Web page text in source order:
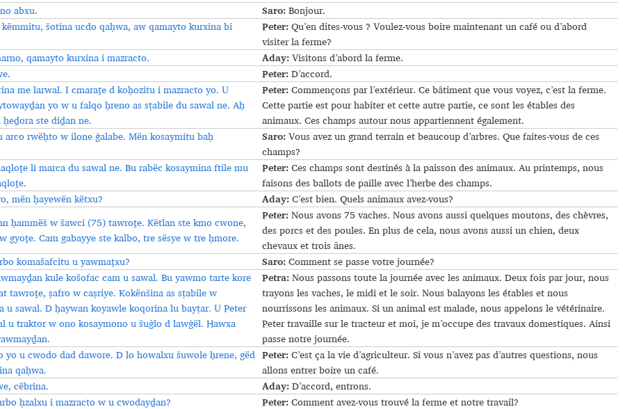
abxu. Saro:Bonjour.
šotina ucdo qaḥwa, aw qamayto kurxina bi
Peter:Qu’en dites-vous ? Voulez-vous boire maintenant un café ou d’abord
visiter la ferme?
qamayto kurxina i mazracto. Aday:Visitons d’abord la ferme.
Peter:D’accord.
me larwal. I cmaraṯe d koḥozitu i mazracto yo. U
yo w u falqo ḥreno as sṭabile du sawal ne. Aḥ
ste diḏan ne.
Peter:Commençons par l’extérieur. Ce bâtiment que vous voyez, c’est la ferme.
Cette partie est pour habiter et cette autre partie, ce sont les étables des
animaux. Ces champs autour nous appartiennent également.
arco rwëḥto w ilone ġalabe. Mën kosaymitu baḥ
Saro:Vous avez un grand terrain et beaucoup d’arbres. Que faites-vous de ces
champs?
li marca du sawal ne. Bu rabëc kosaymina ftile mu
Peter:Ces champs sont destinés à la paisson des animaux. Au printemps, nous
faisons des ballots de paille avec l’herbe des champs.
mën ḥayewën këtxu? Aday:C’est bien. Quels animaux avez-vous?
ḥammëš w šawci (75) tawroṯe. Këtlan ste kmo cwone,
gyoṯe. Cam gabayye ste kalbo, tre sësye w tre ḥmore.
Peter:Nous avons 75 vaches. Nous avons aussi quelques moutons, des chèvres,
des porcs et des poules. En plus de cela, nous avons aussi un chien, deux
chevaux et trois ânes.
komašafcitu u yawmaṯxu? Saro:Comment se passe votre journée?
kule košofac cam u sawal. Bu yawmo tarte kore
tawroṯe, ṣafro w caṣriye. Kokënšina as sṭabile w
u sawal. D ḥaywan koyawle koqorina lu bayṭar. U Peter
u traktor w ono kosaymono u šuġlo d lawġël. Hawxa
Petra:Nous passons toute la journée avec les animaux. Deux fois par jour, nous
trayons les vaches, le midi et le soir. Nous balayons les étables et nous
nourrissons les animaux. Si un animal est malade, nous appelons le vétérinaire.
Peter travaille sur le tracteur et moi, je m’occupe des travaux domestiques. Ainsi
passe notre journée.
yo u cwodo dad dawore. D lo howalxu šuwole ḥrene, gëd
qaḥwa.
Peter:C’est ça la vie d’agriculteur. Si vous n’avez pas d’autres questions, nous
allons entrer boire un café.
cëbrina. Aday:D’accord, entrons.
ḥzalxu i mazracto w u cwodayḏan? Peter:Comment avez-vous trouvé la ferme et notre travail?